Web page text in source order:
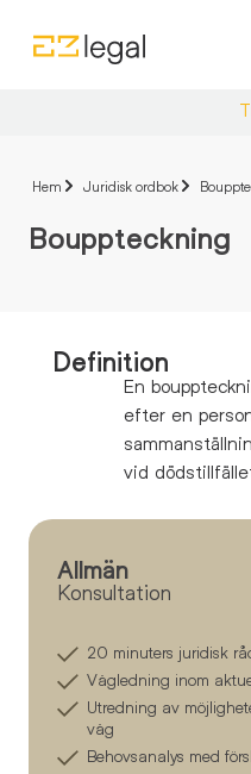
Hem Juridisk ordbok
Bouppteckning
Definition
En
efter en
vid
Allmän
Konsultation
20 minuters juridisk
Vägledning inom
Utredning av
väg
Behovsanalys med